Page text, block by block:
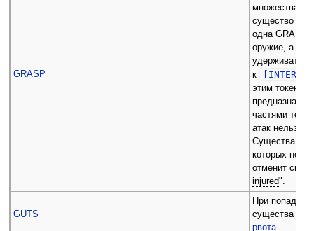
GRASP
множества
существо
одна GRASP
оружие, а
удерживать
к
этим токеном
частями
атак нельзя
Существа,
которых нет
отменит свой
injured".
GUTS
При
существа
рвота.